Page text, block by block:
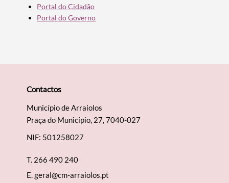
Filtros
Portal do Cidadão
Portal do Governo
Contactos
Município de Arraiolos
Praça do Município, 27, 7040-027
NIF: 501258027
T. 266 490 240
E.geral@cm-arraiolos.pt